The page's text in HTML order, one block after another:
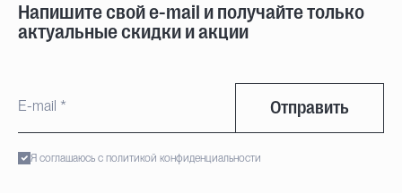
Напишите свой e-mail и получайте только
актуальные скидки и акции
Отправить
Я соглашаюсь с политикой конфиденциальности